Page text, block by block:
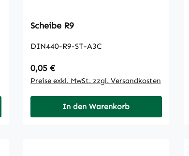
Scheibe R9
DIN440-R9-ST-A3C
Regulärer Preis:
0,05 €
Preise exkl. MwSt. zzgl. Versandkosten
In den Warenkorb